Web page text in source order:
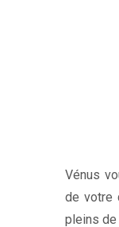
Vénus
de votre
pleins de